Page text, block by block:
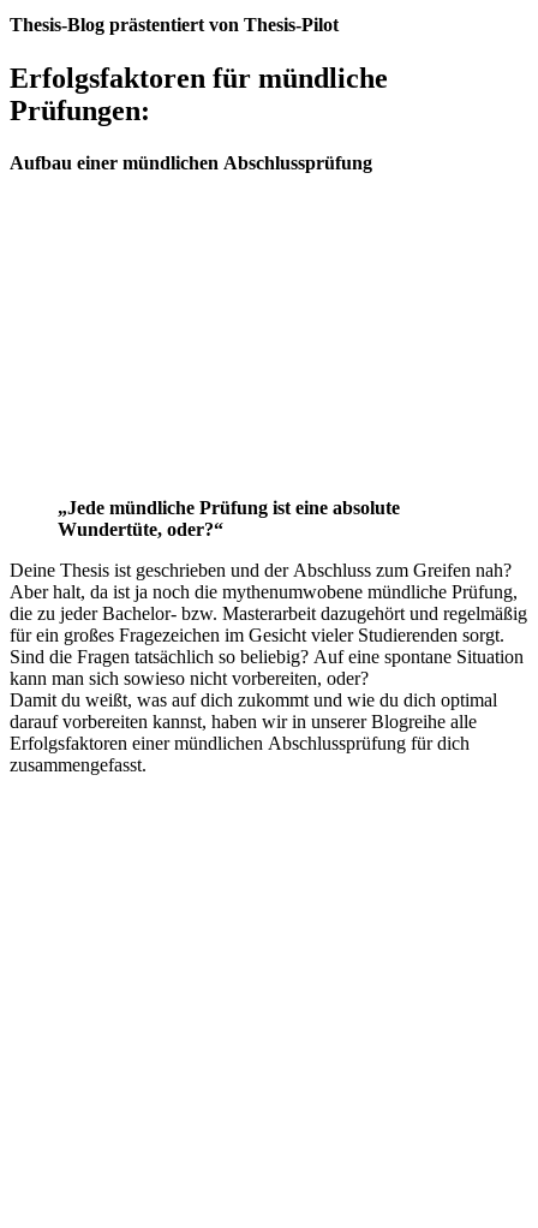
Thesis-Blog prästentiert von Thesis-Pilot
Erfolgsfaktoren für mündliche
Prüfungen:
Aufbau einer mündlichen Abschlussprüfung
„Jede mündliche Prüfung ist eine absolute
Wundertüte, oder?“
Deine Thesis ist geschrieben und der Abschluss zum Greifen nah?
Aber halt, da ist ja noch die mythenumwobene mündliche Prüfung,
die zu jeder Bachelor- bzw. Masterarbeit dazugehört und regelmäßig
für ein großes Fragezeichen im Gesicht vieler Studierenden sorgt.
Sind die Fragen tatsächlich so beliebig? Auf eine spontane Situation
kann man sich sowieso nicht vorbereiten, oder?
Damit du weißt, was auf dich zukommt und wie du dich optimal
darauf vorbereiten kannst, haben wir in unserer Blogreihe alle
Erfolgsfaktoren einer mündlichen Abschlussprüfung für dich
zusammengefasst.